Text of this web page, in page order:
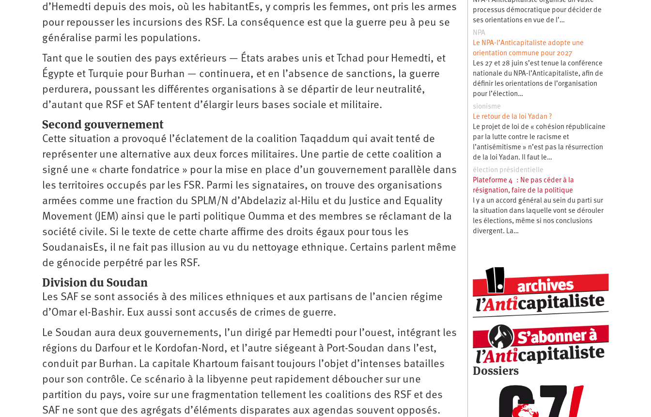
d’Hemedti depuis des mois, où les habitantEs, y compris les femmes, ont pris les armes
pour repousser les incursions des RSF. La conséquence est que la guerre peu à peu se
généralise parmi les populations.
Tant que le soutien des pays extérieurs — États arabes unis et Tchad pour Hemedti, et
Égypte et Turquie pour Burhan — continuera, et en l’absence de sanctions, la guerre
perdurera, poussant les différentes organisations à se départir de leur neutralité,
d’autant que RSF et SAF tentent d’élargir leurs bases sociale et militaire.
Second gouvernement
Cette situation a provoqué l’éclatement de la coalition Taqaddum qui avait tenté de
représenter une alternative aux deux forces militaires. Une partie de cette coalition a
signé une « charte fondatrice » pour la mise en place d’un gouvernement parallèle dans
les territoires occupés par les FSR. Parmi les signataires, on trouve des organisations
armées comme une fraction du SPLM/N d’Abdelaziz al-Hilu et du Justice and Equality
Movement (JEM) ainsi que le parti politique Oumma et des membres se réclamant de la
société civile. Si le texte de cette charte affirme des droits égaux pour tous les
SoudanaisEs, il ne fait pas illusion au vu du nettoyage ethnique. Certains parlent même
de génocide perpétré par les RSF.
Division du Soudan
Les SAF se sont associés à des milices ethniques et aux partisans de l’ancien régime
d’Omar el-Bashir. Eux aussi sont accusés de crimes de guerre.
Le Soudan aura deux gouvernements, l’un dirigé par Hemedti pour l’ouest, intégrant les
régions du Darfour et le Kordofan-Nord, et l’autre siégeant à Port-Soudan dans l’est,
conduit par Burhan. La capitale Khartoum faisant toujours l’objet d’intenses batailles
pour son contrôle. Ce scénario à la libyenne peut rapidement déboucher sur une
partition du pays, voire sur une fragmentation tellement les coalitions des RSF et des
SAF ne sont que des agrégats d’éléments disparates aux agendas souvent opposés.
processus démocratique pour décider de
ses orientations en vue de l’…
NPA
Le NPA-l’Anticapitaliste adopte une
orientation commune pour 2027
Les 27 et 28 juin s’est tenue la conférence
nationale du NPA-l’Anticapitaliste, afin de
définir les orientations de l’organisation
pour l’élection…
sionisme
Le retour de la loi Yadan ?
Le projet de loi de « cohésion républicaine
par la lutte contre le racisme et
l’antisémitisme » n’est pas la résurrection
de la loi Yadan. Il faut le…
élection présidentielle
Plateforme 4 : Ne pas céder à la
résignation, faire de la politique
l y a un accord général au sein du parti sur
la situation dans laquelle vont se dérouler
les élections, même si nos conclusions
divergent. La…
Dossiers